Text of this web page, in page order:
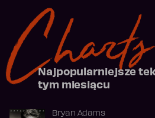
Charts
Najpopularniejsze
tym miesiącu
Bryan Adams